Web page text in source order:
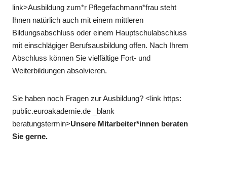
link>Ausbildung zum*r Pflegefachmann*frau steht
Ihnen natürlich auch mit einem mittleren
Bildungsabschluss oder einem Hauptschulabschluss
mit einschlägiger Berufsausbildung offen. Nach Ihrem
Abschluss können Sie vielfältige Fort- und
Weiterbildungen absolvieren.
Sie haben noch Fragen zur Ausbildung? <link https:
public.euroakademie.de _blank
beratungstermin>Unsere Mitarbeiter*innen beraten
Sie gerne.